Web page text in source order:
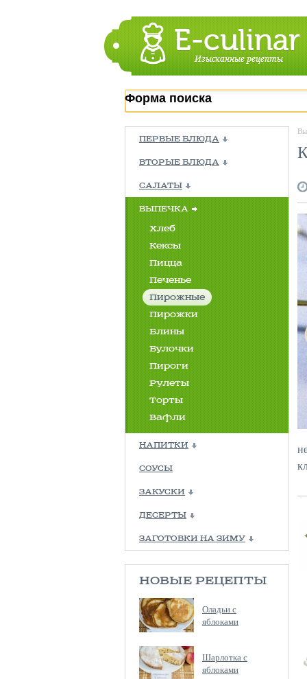
Форма поиска
ПЕРВЫЕ БЛЮДА
ВТОРЫЕ БЛЮДА
САЛАТЫ
ВЫПЕЧКА
Хлеб
Кексы
Пицца
Печенье
Пирожные
Пирожки
Блины
Булочки
Пироги
Рулеты
Торты
Вафли
НАПИТКИ
СОУСЫ
ЗАКУСКИ
ДЕСЕРТЫ
ЗАГОТОВКИ НА ЗИМУ
НОВЫЕ РЕЦЕПТЫ
Оладьи с
яблоками
Шарлотка с
яблоками